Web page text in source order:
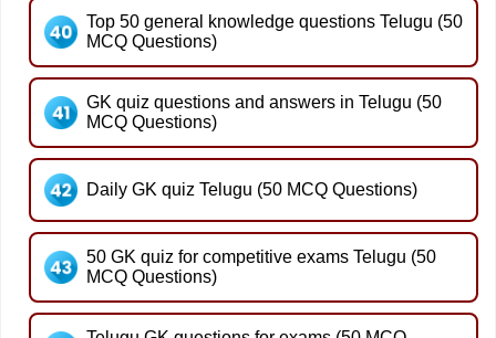
Top 50 general knowledge questions Telugu (50
MCQ Questions)
GK quiz questions and answers in Telugu (50
MCQ Questions)
Daily GK quiz Telugu (50 MCQ Questions)
50 GK quiz for competitive exams Telugu (50
MCQ Questions)